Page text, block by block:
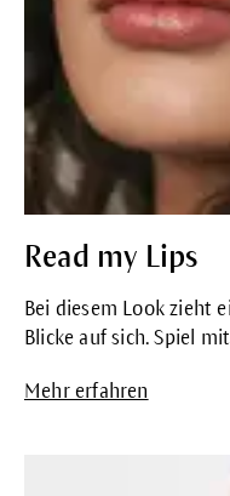
Read my Lips
Bei diesem Look zieht
Blicke auf sich. Spiel
Mehr erfahren